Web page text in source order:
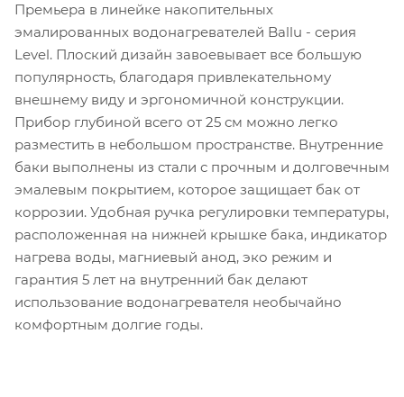
Премьера в линейке накопительных
эмалированных водонагревателей Ballu - серия
Level. Плоский дизайн завоевывает все большую
популярность, благодаря привлекательному
внешнему виду и эргономичной конструкции.
Прибор глубиной всего от 25 см можно легко
разместить в небольшом пространстве. Внутренние
баки выполнены из стали с прочным и долговечным
эмалевым покрытием, которое защищает бак от
коррозии. Удобная ручка регулировки температуры,
расположенная на нижней крышке бака, индикатор
нагрева воды, магниевый анод, эко режим и
гарантия 5 лет на внутренний бак делают
использование водонагревателя необычайно
комфортным долгие годы.